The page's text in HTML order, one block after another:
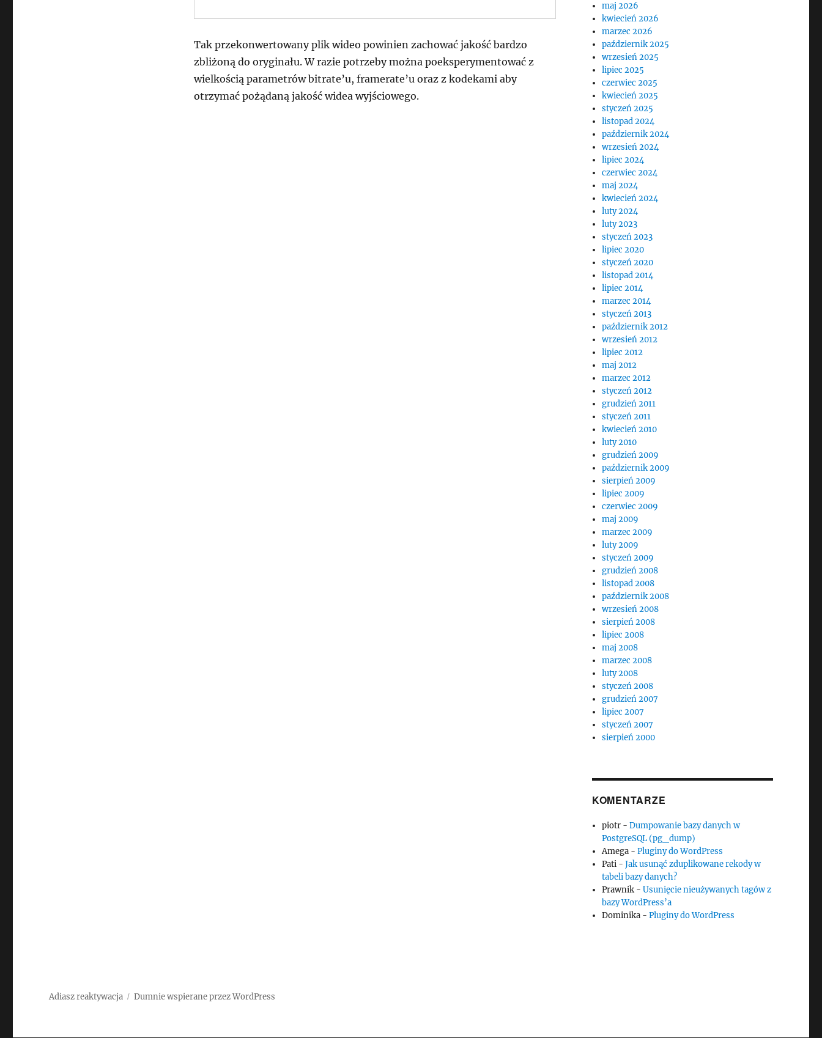
Tak przekonwertowany plik wideo powinien zachować jakość bardzo
zbliżoną do oryginału. W razie potrzeby można poeksperymentować z
wielkością parametrów bitrate’u, framerate’u oraz z kodekami aby
otrzymać pożądaną jakość widea wyjściowego.
maj 2026
kwiecień 2026
marzec 2026
październik 2025
wrzesień 2025
lipiec 2025
czerwiec 2025
kwiecień 2025
styczeń 2025
listopad 2024
październik 2024
wrzesień 2024
lipiec 2024
czerwiec 2024
maj 2024
kwiecień 2024
luty 2024
luty 2023
styczeń 2023
lipiec 2020
styczeń 2020
listopad 2014
lipiec 2014
marzec 2014
styczeń 2013
październik 2012
wrzesień 2012
lipiec 2012
maj 2012
marzec 2012
styczeń 2012
grudzień 2011
styczeń 2011
kwiecień 2010
luty 2010
grudzień 2009
październik 2009
sierpień 2009
lipiec 2009
czerwiec 2009
maj 2009
marzec 2009
luty 2009
styczeń 2009
grudzień 2008
listopad 2008
październik 2008
wrzesień 2008
sierpień 2008
lipiec 2008
maj 2008
marzec 2008
luty 2008
styczeń 2008
grudzień 2007
lipiec 2007
styczeń 2007
sierpień 2000
KOMENTARZE
piotr -Dumpowanie bazy danych w
PostgreSQL (pg_dump)
Amega -Pluginy do WordPress
Pati -Jak usunąć zduplikowane rekody w
tabeli bazy danych?
Prawnik -Usunięcie nieużywanych tagów z
bazy WordPress’a
Dominika -Pluginy do WordPress
Adiasz reaktywacja Dumnie wspierane przez WordPress